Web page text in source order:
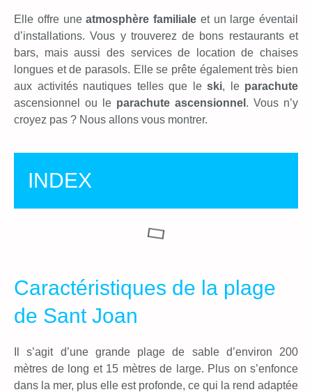
Elle offre uneatmosphère familiale et un large éventail
d’installations. Vous y trouverez de bons restaurants et
bars, mais aussi des services de location de chaises
longues et de parasols. Elle se prête également très bien
aux activités nautiques telles que le ski, le parachute
ascensionnel ou le parachute ascensionnel . Vous n’y
croyez pas ? Nous allons vous montrer.
INDEX
Caractéristiques de la plage
de Sant Joan
Il s’agit d’une grande plage de sable d’environ 200
mètres de long et 15 mètres de large. Plus on s’enfonce
dans la mer, plus elle est profonde, ce qui la rend adaptée